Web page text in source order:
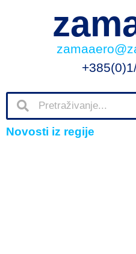
Novosti iz regije